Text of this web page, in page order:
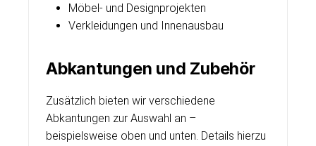
Möbel- und Designprojekten
Verkleidungen und Innenausbau
Abkantungen und Zubehör
Zusätzlich bieten wir verschiedene
Abkantungen zur Auswahl an –
beispielsweise oben und unten. Details hierzu